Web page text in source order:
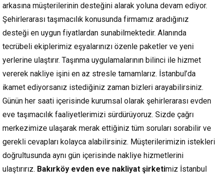
arkasına müşterilerinin desteğini alarak yoluna devam ediyor.
Şehirlerarası taşımacılık konusunda firmamız aradığınız
desteği en uygun fiyatlardan sunabilmektedir. Alanında
tecrübeli ekiplerimiz eşyalarınızı özenle paketler ve yeni
yerlerine ulaştırır. Taşınma uygulamalarının bilinci ile hizmet
vererek nakliye işini en az stresle tamamlarız. İstanbul’da
ikamet ediyorsanız istediğiniz zaman bizleri arayabilirsiniz.
Günün her saati içerisinde kurumsal olarak şehirlerarası evden
eve taşımacılık faaliyetlerimizi sürdürüyoruz. Sizde çağrı
merkezimize ulaşarak merak ettiğiniz tüm soruları sorabilir ve
gerekli cevapları kolayca alabilirsiniz. Müşterilerimizin istekleri
doğrultusunda aynı gün içerisinde nakliye hizmetlerini
ulaştırırız. Bakırköy evden eve nakliyat şirketimiz İstanbul